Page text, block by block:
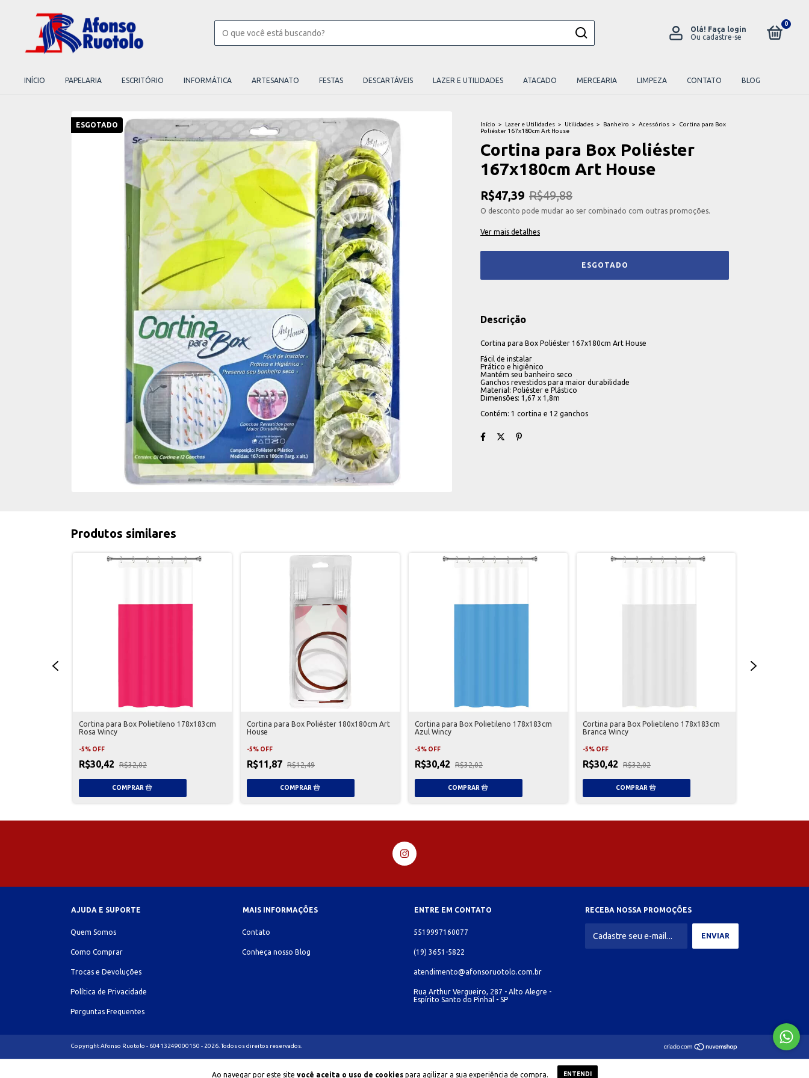
Olá! Faça login
Ou cadastre-se
0
INÍCIO PAPELARIA ESCRITÓRIO INFORMÁTICA ARTESANATO FESTAS DESCARTÁVEIS LAZER E UTILIDADES ATACADO MERCEARIA LIMPEZA CONTATO BLOG
Ao navegar por este site você aceita o uso de cookiespara agilizar a sua experiência de compra. ENTENDI
ESGOTADO Início > Lazer e Utilidades > Utilidades > Banheiro > Acessórios >
Cortina para Box
Poliéster 167x180cm Art House
Cortina para Box Poliéster
167x180cm Art House
R$47,39 R$49,88
O desconto pode mudar ao ser combinado com outras promoções.
Ver mais detalhes
Descrição
Cortina para Box Poliéster 167x180cm Art House
Fácil de instalar
Prático e higiênico
Mantém seu banheiro seco
Ganchos revestidos para maior durabilidade
Material: Poliéster e Plástico
Dimensões: 1,67 x 1,8m
Contém: 1 cortina e 12 ganchos
Produtos similares
Cortina para Box Polietileno 178x183cm
Rosa Wincy
-5% OFF
R$30,42 R$32,02
Cortina para Box Poliéster 180x180cm Art
House
-5% OFF
R$11,87 R$12,49
Cortina para Box Polietileno 178x183cm
Azul Wincy
-5% OFF
R$30,42 R$32,02
Cortina para Box Polietileno 178x183cm
Branca Wincy
-5% OFF
R$30,42 R$32,02
AJUDA E SUPORTE
Quem Somos
Como Comprar
Trocas e Devoluções
Política de Privacidade
Perguntas Frequentes
MAIS INFORMAÇÕES
Contato
Conheça nosso Blog
ENTRE EM CONTATO
5519997160077
(19) 3651-5822
atendimento@afonsoruotolo.com.br
Rua Arthur Vergueiro, 287 - Alto Alegre -
Espírito Santo do Pinhal - SP
RECEBA NOSSA PROMOÇÕES
Copyright Afonso Ruotolo - 60413249000150 - 2026. Todos os direitos reservados.